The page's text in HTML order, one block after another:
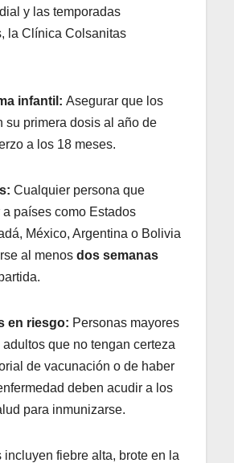
y las temporadas
la Clínica Colsanitas
infantil: Asegurar que los
su primera dosis al año de
a los 18 meses.
Cualquier persona que
países como Estados
México, Argentina o Bolivia
al menos dos semanas
en riesgo: Personas mayores
que no tengan certeza
de vacunación o de haber
deben acudir a los
para inmunizarse.
incluyen fiebre alta, brote en la